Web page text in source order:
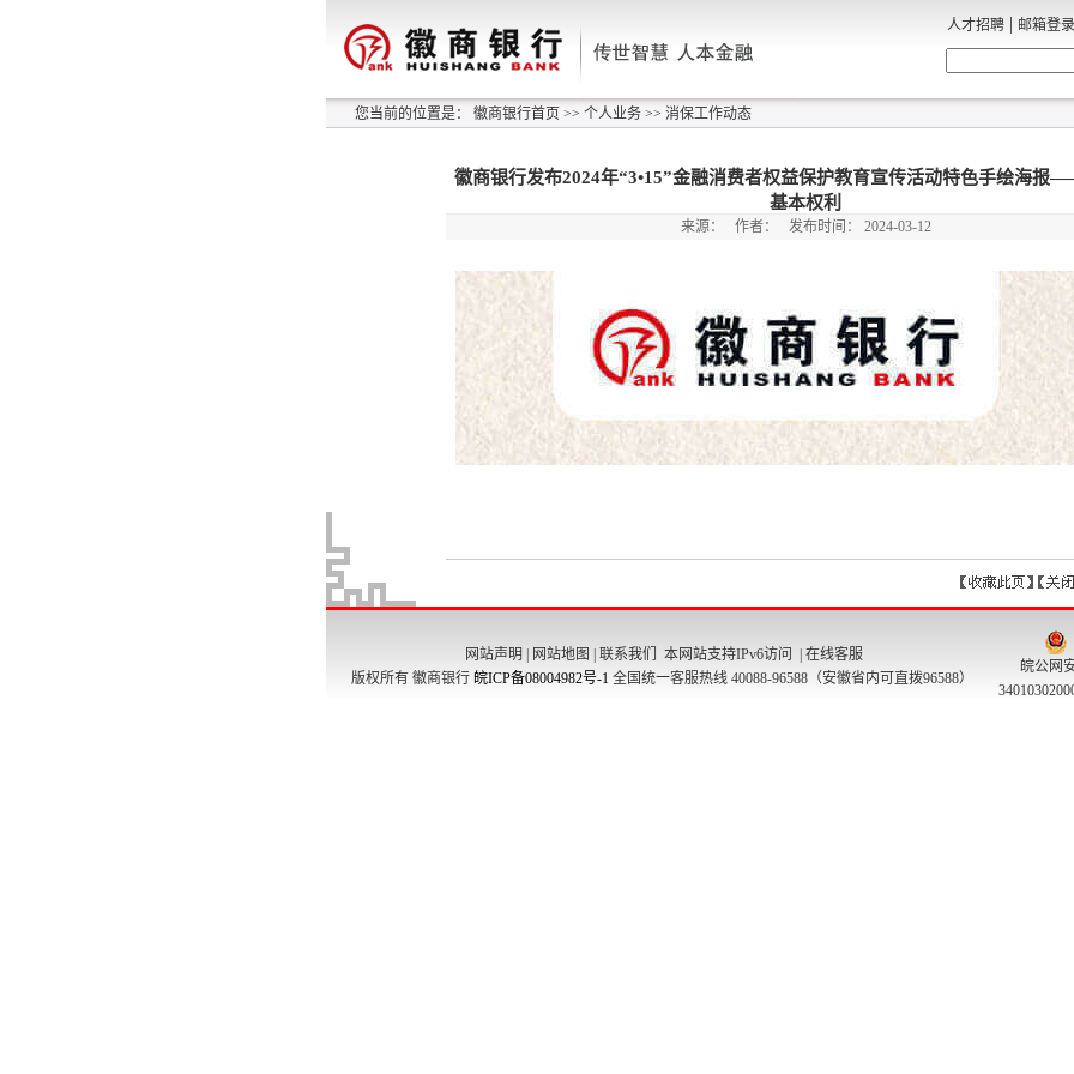
人才招聘 | 邮箱登录
您当前的位置是： 徽商银行首页 >> 个人业务 >> 消保工作动态
徽商银行发布2024年“3•15”金融消费者权益保护教育宣传活动特色手绘海报
基本权利
来源： 作者： 发布时间： 2024-03-12
网站声明 网站地图 联系我们 本网站支持IPv6访问 | 在线客服
版权所有 徽商银行 皖ICP备08004982号-1 全国统一客服热线 40088-96588（安徽省内可直拨96588）
皖公网